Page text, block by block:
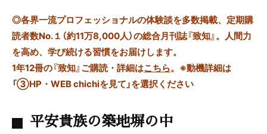
◎各界一流プロフェッショナルの体験談を多数掲載、定期購
読者数No.１（約11万8,000人）の総合月刊誌『致知』。人間力
を高め、学び続ける習慣をお届けします。
1年12冊の『致知』ご購読・詳細はこちら。 ※動機詳細は
「③HP・WEB chichiを見て」を選択ください
平安貴族の築地塀の中